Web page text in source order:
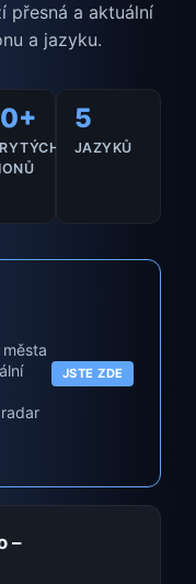
přesná a aktuální
a jazyku.
5
JAZYKŮ
JSTE ZDE
–